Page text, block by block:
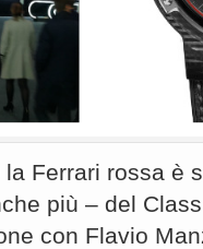
Ferrari rossa è
più – del
con Flavio